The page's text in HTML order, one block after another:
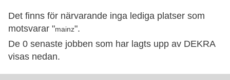
Det finns för närvarande inga lediga platser som
motsvarar "mainz".
De 0 senaste jobben som har lagts upp av DEKRA
visas nedan.